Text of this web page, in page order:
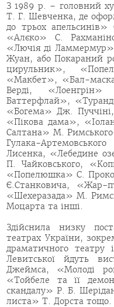
З 1989 р. – головний
Т. Г. Шевченка, де
до трьох
«Алєко» С.
«Лючія ді
Жуан, або Покараний
цирульник»,
«Макбет», «Бал-
Верді,
Баттерфлай»,
«Богема» Дж.
«Пікова дама»,
Салтана» М.
Гулака-
Лисенка, «Лебедине
П. Чайковського,
«Попелюшка» С.
Є.Станковича, «Жар-
«Шехеразада» М.
Моцарта та інші.
Здійснила низку
театрах України,
драматичного театру
Левитської йдуть
Джеймса, «Молоді
«Тойбеле та її
скандалу» Р. Б.
листа» Т. Дорста тощо.